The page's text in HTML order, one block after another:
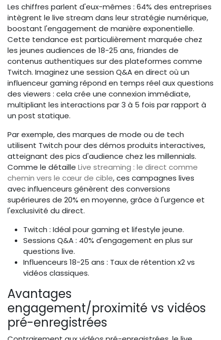
Les chiffres parlent d'eux-mêmes : 64% des entreprises
intègrent le live stream dans leur stratégie numérique,
boostant l'engagement de manière exponentielle.
Cette tendance est particulièrement marquée chez
les jeunes audiences de 18-25 ans, friandes de
contenus authentiques sur des plateformes comme
Twitch. Imaginez une session Q&A en direct où un
influenceur gaming répond en temps réel aux questions
des viewers : cela crée une connexion immédiate,
multipliant les interactions par 3 à 5 fois par rapport à
un post statique.
Par exemple, des marques de mode ou de tech
utilisent Twitch pour des démos produits interactives,
atteignant des pics d'audience chez les millennials.
Comme le détaille Live streaming : le direct comme
chemin vers le cœur de cible, ces campagnes lives
avec influenceurs génèrent des conversions
supérieures de 20% en moyenne, grâce à l'urgence et
l'exclusivité du direct.
Twitch : Idéal pour gaming et lifestyle jeune.
Sessions Q&A : 40% d'engagement en plus sur
questions live.
Influenceurs 18-25 ans : Taux de rétention x2 vs
vidéos classiques.
Avantages
engagement/proximité vs vidéos
pré-enregistrées